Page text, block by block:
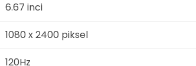
6.67 inci
1080 x 2400 piksel
120Hz